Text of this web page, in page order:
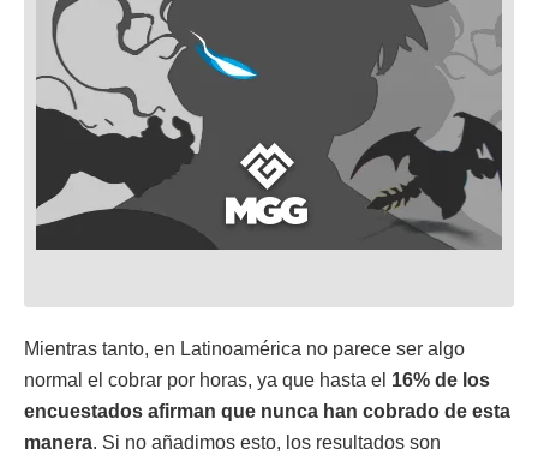
Mientras tanto, en Latinoamérica no parece ser algo
normal el cobrar por horas, ya que hasta el 16% de los
encuestados afirman que nunca han cobrado de esta
manera. Si no añadimos esto, los resultados son